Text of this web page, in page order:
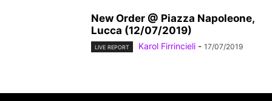
New Order @ Piazza Napoleone,
Lucca (12/07/2019)
LIVE REPORT Karol Firrincieli - 17/07/2019